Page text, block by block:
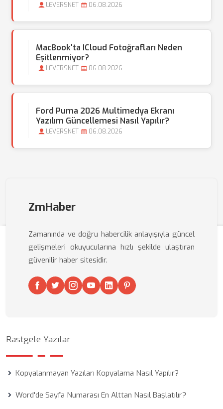
LEVERSNET 06.08.2026
MacBook'ta ICloud Fotoğrafları Neden
Eşitlenmiyor?
LEVERSNET 06.08.2026
Ford Puma 2026 Multimedya Ekranı
Yazılım Güncellemesi Nasıl Yapılır?
LEVERSNET 06.08.2026
ZmHaber
Zamanında ve doğru habercilik anlayışıyla güncel
gelişmeleri okuyucularına hızlı şekilde ulaştıran
güvenilir haber sitesidir.
Rastgele Yazılar
Kopyalanmayan Yazıları Kopyalama Nasıl Yapılır?
Word'de Sayfa Numarası En Alttan Nasıl Başlatılır?